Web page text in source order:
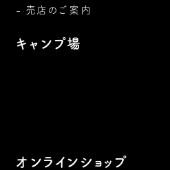
売店のご案内
キャンプ場
オンラインショップ